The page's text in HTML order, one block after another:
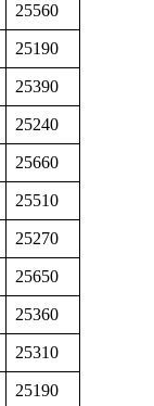
25560
25190
25390
25240
25660
25510
25270
25650
25360
25310
25190